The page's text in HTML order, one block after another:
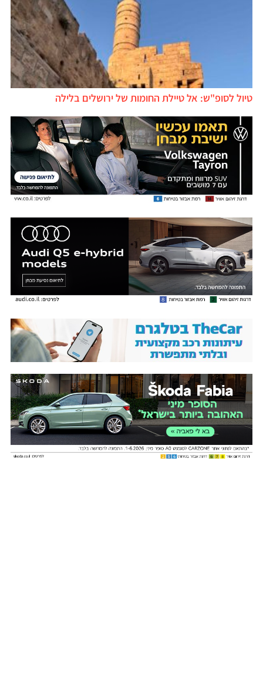
טיול לסופ"ש: אל טיילת החומות של ירושלים בלילה